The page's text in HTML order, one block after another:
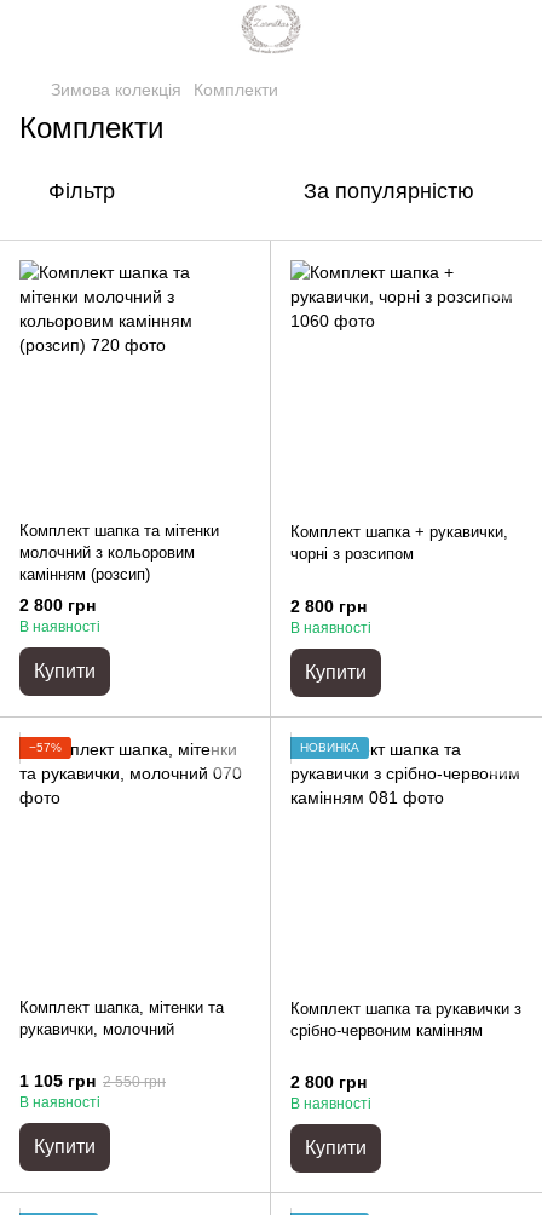
Зимова колекція Комплекти
Комплекти
Фільтр За популярністю
Комплект шапка та мітенки
молочний з кольоровим
камінням (розсип)
2 800 грн
В наявності
Купити
Комплект шапка + рукавички,
чорні з розсипом
2 800 грн
В наявності
Купити
−57%
Комплект шапка, мітенки та
рукавички, молочний
1 105 грн 2 550 грн
В наявності
Купити
НОВИНКА
Комплект шапка та рукавички з
срібно-червоним камінням
2 800 грн
В наявності
Купити